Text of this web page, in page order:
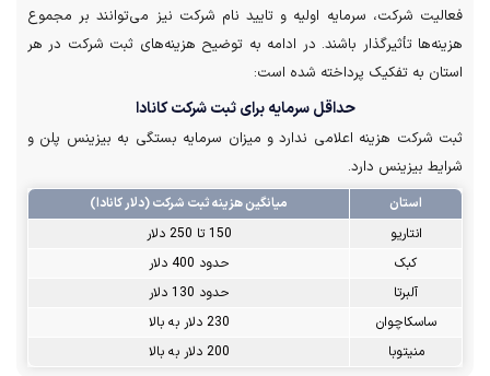
فعالیت شرکت، سرمایه اولیه و تایید نام شرکت نیز می‌توانند بر مجموع
هزینه‌ها تأثیرگذار باشند. در ادامه به توضیح هزینه‌های ثبت شرکت در هر
استان به تفکیک پرداخته شده است:
حداقل سرمایه برای ثبت شرکت کانادا
ثبت شرکت هزینه اعلامی ندارد و میزان سرمایه بستگی به بیزینس پلن و
شرایط بیزینس دارد.
استان
میانگین هزینه ثبت شرکت (دلار کانادا)
انتاریو
150 تا 250 دلار
کبک
حدود 400 دلار
آلبرتا
حدود 130 دلار
ساسکاچوان
230 دلار به بالا
منیتوبا
200 دلار به بالا